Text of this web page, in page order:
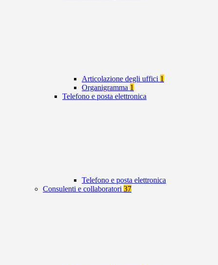
Articolazione degli uffici 1
Organigramma 1
Telefono e posta elettronica
Telefono e posta elettronica
Consulenti e collaboratori 37